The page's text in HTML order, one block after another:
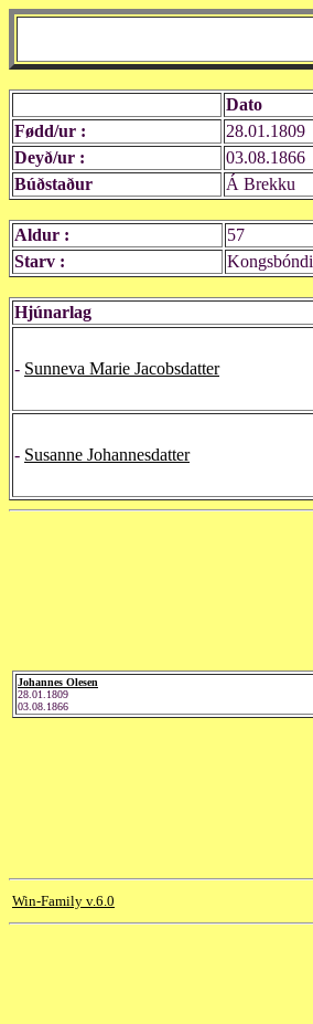
Dato
Fødd/ur :
28.01.1809
Deyð/ur :
03.08.1866
Búðstaður
Á Brekku
Aldur :
57
Starv :
Kongsbóndi
Hjúnarlag
- Sunneva Marie Jacobsdatter
- Susanne Johannesdatter
Johannes Olesen
28.01.1809
03.08.1866
Win-Family v.6.0